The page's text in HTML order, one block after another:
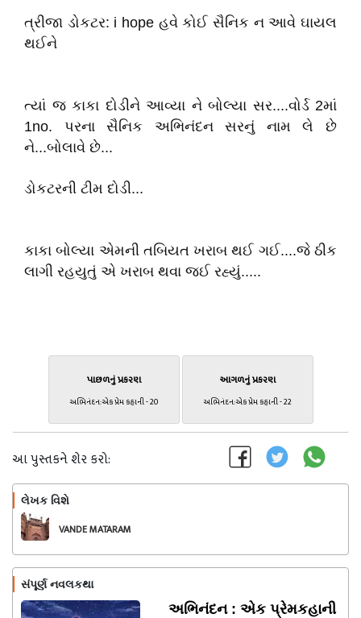
ત્રીજા ડોકટર: i hope હવે કોઈ સૈનિક ન આવે ઘાયલ
થઈને
ત્યાં જ કાકા દોડીને આવ્યા ને બોલ્યા સર....વોર્ડ 2માં
1no. પરના સૈનિક અભિનંદન સરનું નામ લે છે
ને...બોલાવે છે...
ડોકટરની ટીમ દોડી...
કાકા બોલ્યા એમની તબિયત ખરાબ થઈ ગઈ....જે ઠીક
લાગી રહયુતું એ ખરાબ થવા જઈ રહ્યું.....
પાછળનું પ્રકરણ
અભિનંદન:એક પ્રેમ કહાની - 20
આગળનું પ્રકરણ
અભિનંદન:એક પ્રેમ કહાની - 22
આ પુસ્તકને શેર કરો:
લેખક વિશે
VANDE MATARAM
સંપૂર્ણ નવલકથા
અભિનંદન : એક પ્રેમકહાની